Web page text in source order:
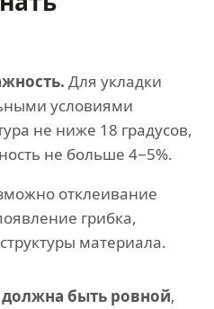
Для укладки
условиями
не ниже 18 градусов,
не больше 4−5%.
отклеивание
грибка,
материала.
быть ровной,